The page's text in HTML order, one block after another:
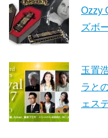
Ozzy
ズボ
玉置
ラと
ェス